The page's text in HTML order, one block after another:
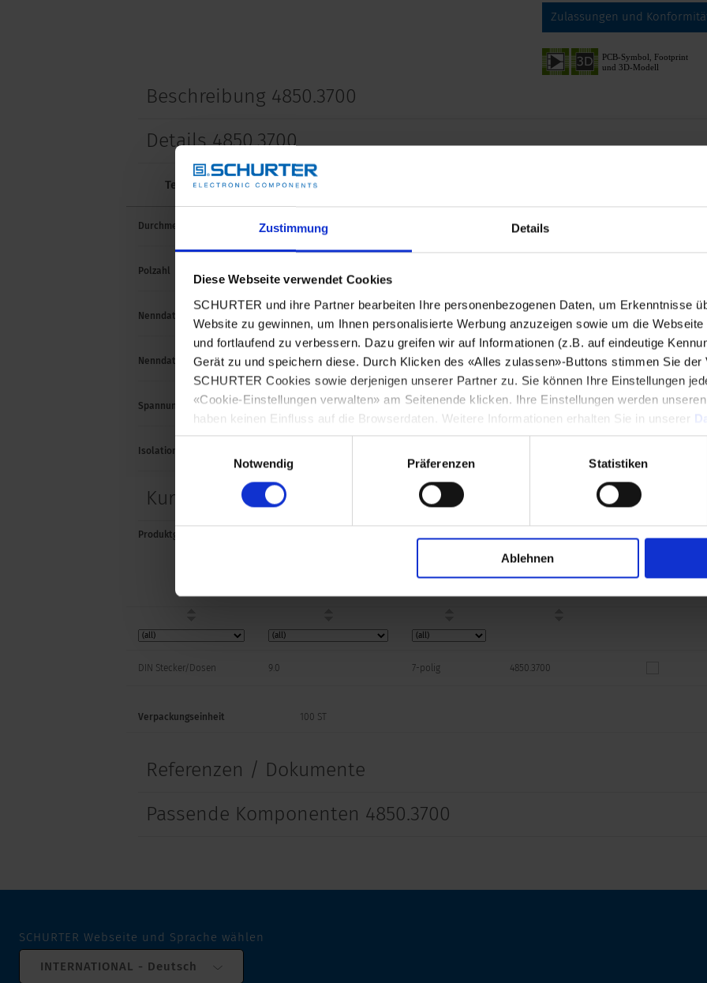
Zustimmung Details
Diese Webseite verwendet Cookies
SCHURTER und ihre Partner bearbeiten Ihre personenbezogenen Daten, um Erkenntnisse
Website zu gewinnen, um Ihnen personalisierte Werbung anzuzeigen sowie um die
und fortlaufend zu verbessern. Dazu greifen wir auf Informationen (z.B. auf eindeutige
Gerät zu und speichern diese. Durch Klicken des «Alles zulassen»-Buttons stimmen Sie der
SCHURTER Cookies sowie derjenigen unserer Partner zu. Sie können Ihre Einstellungen
«Cookie-Einstellungen verwalten» am Seitenende klicken. Ihre Einstellungen werden
haben keinen Einfluss auf die Browserdaten. Weitere Informationen erhalten Sie in unserer
Notwendig
Präferenzen Statistiken
Ablehnen
Zulassungen und
Beschreibung 4850.3700
Details 4850.3700
Technische Daten Zulassungen und Konformitäten
Durchmesser
Polzahl
Nenndaten DC
Nenndaten AC 1 A / 100 VAC
Spannungsfestigkeit 250 VAC
Isolationswiderstand
Zulässige Betriebstemperatur
Kurze Variantentabelle 4850.3700
Produktgruppe
3D-
DIN Stecker/Dosen 9.0 7-polig 4850.3700
Verpackungseinheit 100 ST
Referenzen / Dokumente
Passende Komponenten 4850.3700
SCHURTER Webseite und Sprache wählen
INTERNATIONAL - Deutsch